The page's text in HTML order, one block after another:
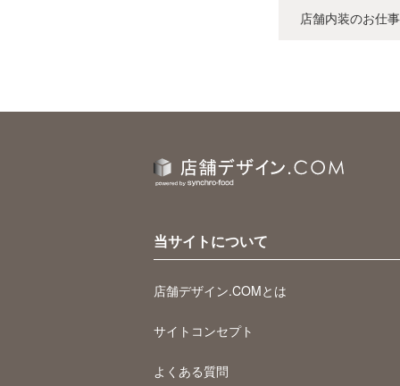
店舗内装のお仕
当サイトについて
店舗デザイン.COMとは
サイトコンセプト
よくある質問